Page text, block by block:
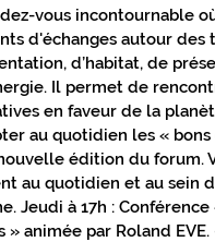
ET LOISIRS EN GÂTINAIS
DU GIENNOIS SUR
vous incontournable
d'échanges autour
d’habitat, de
Il permet de
en faveur de la
au quotidien les «
édition du forum.
au quotidien et au sein
Jeudi à 17h :
» animée par Roland